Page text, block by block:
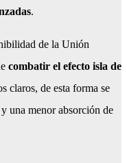
.
de la Unión
combatir el efecto isla de
claros, de esta forma se
una menor absorción de